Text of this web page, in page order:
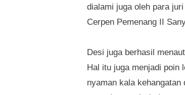
dialami juga oleh para
Cerpen Pemenang II
Desi juga berhasil
Hal itu juga menjadi poin
nyaman kala